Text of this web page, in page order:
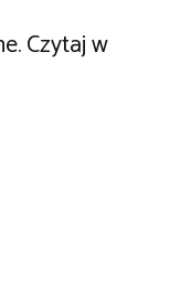
Czytaj w